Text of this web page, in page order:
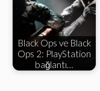
Black Ops ve Black
Ops 2: PlayStation
bağlantı…